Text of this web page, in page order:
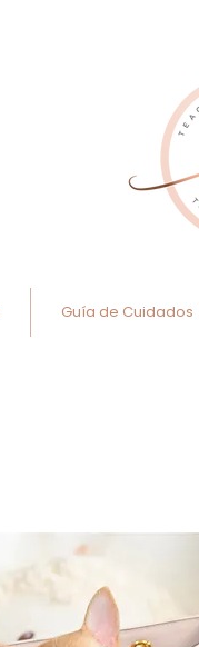
Guía de Cuidados